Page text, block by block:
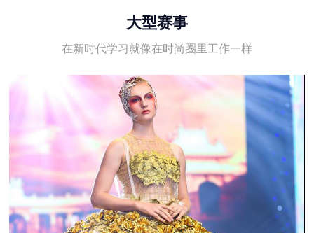
大型赛事
在新时代学习就像在时尚圈里工作一样